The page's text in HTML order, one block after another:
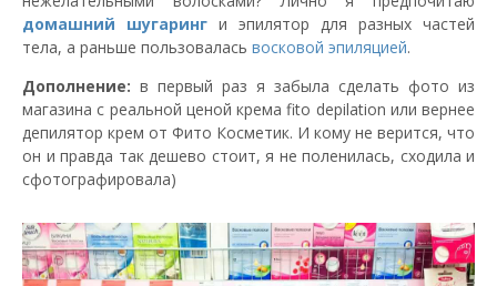
домашний
шугаринг и эпилятор для разных частей
тела, а раньше пользовалась восковой эпиляцией.
Дополнение: в первый раз я забыла сделать фото из
магазина с реальной ценой крема fito depilation или вернее
депилятор крем от Фито Косметик. И кому не верится, что
он и правда так дешево стоит, я не поленилась, сходила и
сфотографировала)